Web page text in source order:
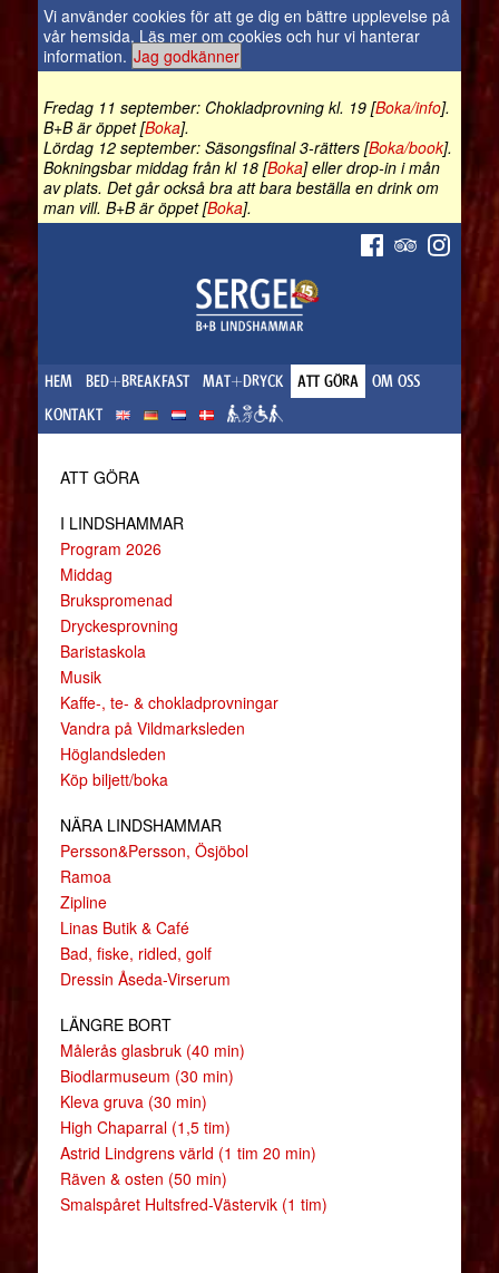
Vi använder cookies för att ge dig en bättre upplevelse på
vår hemsida. Läs mer om cookies och hur vi hanterar
information. Jag godkänner
Fredag 11 september: Chokladprovning kl. 19 [Boka/info].
B+B är öppet [Boka].
Lördag 12 september: Säsongsfinal 3-rätters [Boka/book].
Bokningsbar middag från kl 18 [Boka] eller drop-in i mån
av plats. Det går också bra att bara beställa en drink om
man vill. B+B är öppet [Boka].
HEM BED+BREAKFAST MAT+DRYCK ATT GÖRA
OM OSS
KONTAKT
ATT GÖRA
I LINDSHAMMAR
Program 2026
Middag
Brukspromenad
Dryckesprovning
Baristaskola
Musik
Kaffe-, te- & chokladprovningar
Vandra på Vildmarksleden
Höglandsleden
Köp biljett/boka
NÄRA LINDSHAMMAR
Persson&Persson, Ösjöbol
Ramoa
Zipline
Linas Butik & Café
Bad, fiske, ridled, golf
Dressin Åseda-Virserum
LÄNGRE BORT
Målerås glasbruk (40 min)
Biodlarmuseum (30 min)
Kleva gruva (30 min)
High Chaparral (1,5 tim)
Astrid Lindgrens värld (1 tim 20 min)
Räven & osten (50 min)
Smalspåret Hultsfred-Västervik (1 tim)